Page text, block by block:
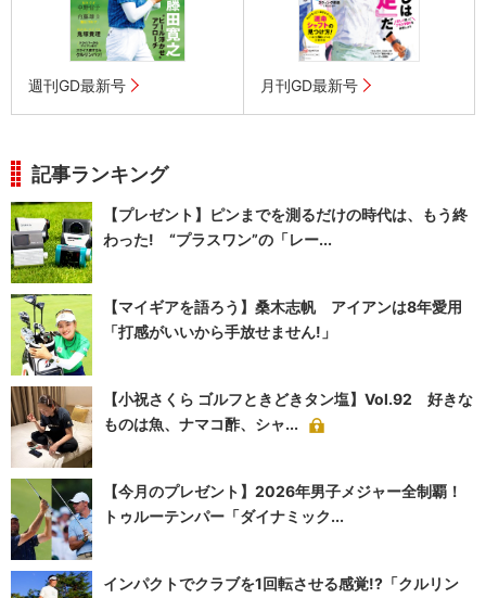
週刊GD最新号 月刊GD最新号
記事ランキング
【プレゼント】ピンまでを測るだけの時代は、もう終
わった! “プラスワン”の「レー...
【マイギアを語ろう】桑木志帆 アイアンは8年愛用
「打感がいいから手放せません!」
【小祝さくら ゴルフときどきタン塩】Vol.92 好きな
ものは魚、ナマコ酢、シャ...
【今月のプレゼント】2026年男子メジャー全制覇！
トゥルーテンパー「ダイナミック...
インパクトでクラブを1回転させる感覚!?「クルリン